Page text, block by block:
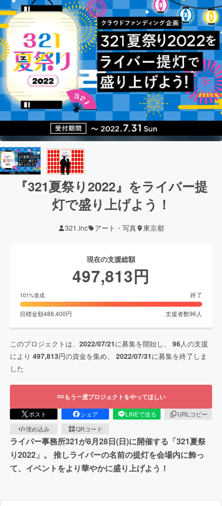
『321夏祭り2022』をライバー提
灯で盛り上げよう！
321.inc アート・写真 東京都
現在の支援総額
497,813円
101%達成 終了
目標金額488,400円 支援者数96人
このプロジェクトは、 2022/07/21に募集を開始し、 96人の支援
により 497,813円の資金を集め、 2022/07/31に募集を終了しま
した
もう一度プロジェクトをやってほしい
ポスト シェア LINEで送る
URLコピー
埋め込み
QRコード
ライバー事務所321が8月28日(日)に開催する「321夏祭
り2022」。 推しライバーの名前の提灯を会場内に飾っ
て、イベントをより華やかに盛り上げよう！